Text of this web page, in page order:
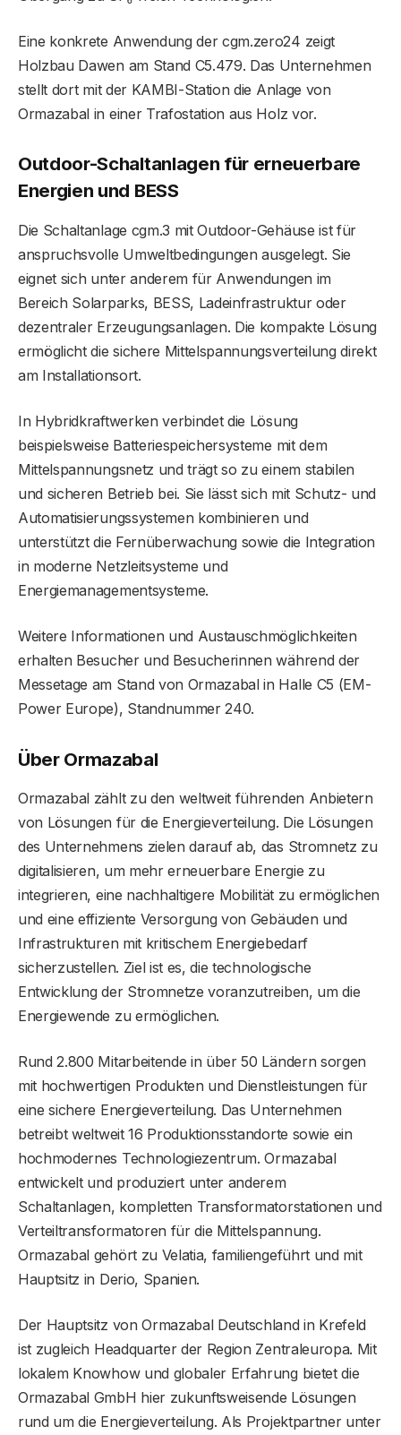
Eine konkrete Anwendung der cgm.zero24 zeigt
Holzbau Dawen am Stand C5.479. Das Unternehmen
stellt dort mit der KAMBI-Station die Anlage von
Ormazabal in einer Trafostation aus Holz vor.
Outdoor-Schaltanlagen für erneuerbare
Energien und BESS
Die Schaltanlage cgm.3 mit Outdoor-Gehäuse ist für
anspruchsvolle Umweltbedingungen ausgelegt. Sie
eignet sich unter anderem für Anwendungen im
Bereich Solarparks, BESS, Ladeinfrastruktur oder
dezentraler Erzeugungsanlagen. Die kompakte Lösung
ermöglicht die sichere Mittelspannungsverteilung direkt
am Installationsort.
In Hybridkraftwerken verbindet die Lösung
beispielsweise Batteriespeichersysteme mit dem
Mittelspannungsnetz und trägt so zu einem stabilen
und sicheren Betrieb bei. Sie lässt sich mit Schutz- und
Automatisierungssystemen kombinieren und
unterstützt die Fernüberwachung sowie die Integration
in moderne Netzleitsysteme und
Energiemanagementsysteme.
Weitere Informationen und Austauschmöglichkeiten
erhalten Besucher und Besucherinnen während der
Messetage am Stand von Ormazabal in Halle C5 (EM-
Power Europe), Standnummer 240.
Über Ormazabal
Ormazabal zählt zu den weltweit führenden Anbietern
von Lösungen für die Energieverteilung. Die Lösungen
des Unternehmens zielen darauf ab, das Stromnetz zu
digitalisieren, um mehr erneuerbare Energie zu
integrieren, eine nachhaltigere Mobilität zu ermöglichen
und eine effiziente Versorgung von Gebäuden und
Infrastrukturen mit kritischem Energiebedarf
sicherzustellen. Ziel ist es, die technologische
Entwicklung der Stromnetze voranzutreiben, um die
Energiewende zu ermöglichen.
Rund 2.800 Mitarbeitende in über 50 Ländern sorgen
mit hochwertigen Produkten und Dienstleistungen für
eine sichere Energieverteilung. Das Unternehmen
betreibt weltweit 16 Produktionsstandorte sowie ein
hochmodernes Technologiezentrum. Ormazabal
entwickelt und produziert unter anderem
Schaltanlagen, kompletten Transformatorstationen und
Verteiltransformatoren für die Mittelspannung.
Ormazabal gehört zu Velatia, familiengeführt und mit
Hauptsitz in Derio, Spanien.
Der Hauptsitz von Ormazabal Deutschland in Krefeld
ist zugleich Headquarter der Region Zentraleuropa. Mit
lokalem Knowhow und globaler Erfahrung bietet die
Ormazabal GmbH hier zukunftsweisende Lösungen
rund um die Energieverteilung. Als Projektpartner unter